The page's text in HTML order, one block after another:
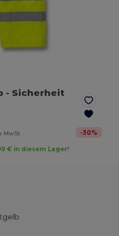
- Sicherheit
MwSt -30%
€ in diesem Lager!